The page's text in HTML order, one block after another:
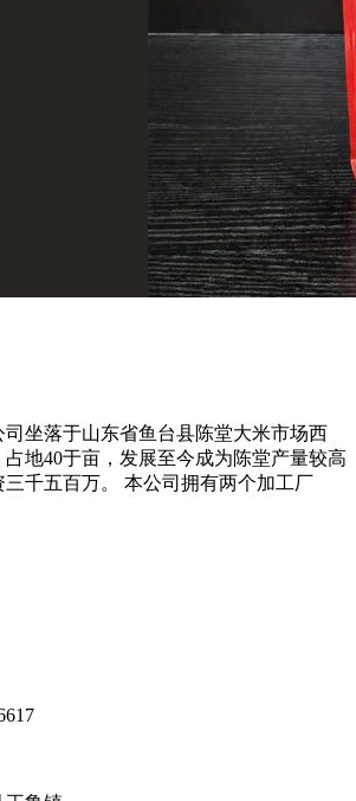
坐落于山东省鱼台县陈堂大米市场西
占地40于亩，发展至今成为陈堂产量较高
千五百万。 本公司拥有两个加工厂